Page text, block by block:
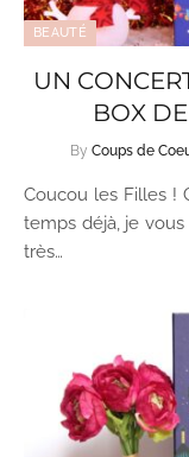
BEAUTÉ
UN
BOX
By Coups de
Coucou les Filles !
temps déjà, je
très…